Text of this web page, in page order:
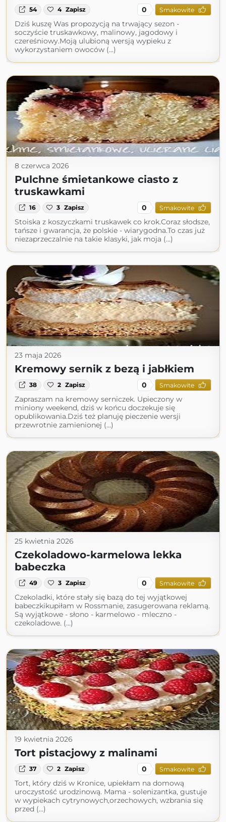
54 4 Zapisz 0 Smakowite
Dziś kuszę Was propozycją na trwający sezon -
soczyście truskawkowy, malinowy, jagodowy i
czereśniowy.Moją ulubioną wersją wypieku z
wykorzystaniem owoców (...)
8 czerwca 2026
Pulchne śmietankowe ciasto z
truskawkami
16 3 Zapisz 0 Smakowite
Stoiska z koszyczkami truskawek co krok.Coraz słodsze,
tańsze i gwarancja, że polskie - wiarygodna.To czas już
niezaprzeczalnie na takie klasyki, jak moja (...)
23 maja 2026
Kremowy sernik z bezą i jabłkiem
38 2 Zapisz 0 Smakowite
Zapraszam na kremowy serniczek. Upieczony w
miniony weekend, dziś w końcu doczekuje się
opublikowania.Dziś też planuję pieczenie wersji
przewrotnie zamienionej (...)
25 kwietnia 2026
Czekoladowo-karmelowa lekka
babeczka
49 3 Zapisz 0 Smakowite
Czekoladki, które stały się bazą do tej wyjątkowej
babeczkikupiłam w Rossmanie, zasugerowana reklamą.
Są wyjątkowe - słono - karmelowo - mleczno -
czekoladowe. (...)
19 kwietnia 2026
Tort pistacjowy z malinami
37 2 Zapisz 0 Smakowite
Tort, który dziś w Kronice, upiekłam na domową
uroczystość urodzinową. Mama - solenizantka, gustuje
w wypiekach cytrynowych,orzechowych, wzbrania się
przed (...)